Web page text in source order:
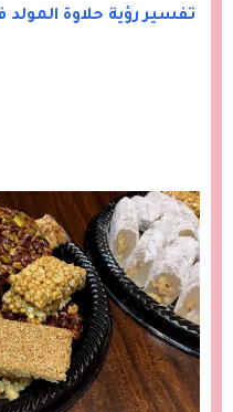
تفسير رؤية حلاوة المولد